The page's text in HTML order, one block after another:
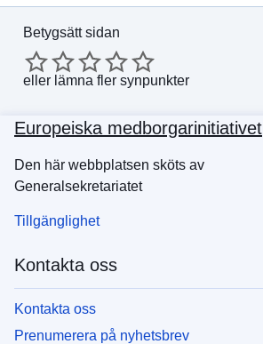
Betygsätt sidan
eller lämna fler synpunkter
Europeiska medborgarinitiativet
Den här webbplatsen sköts av
Generalsekretariatet
Tillgänglighet
Kontakta oss
Kontakta oss
Prenumerera på nyhetsbrev